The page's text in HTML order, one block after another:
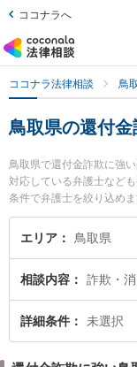
ココナラへ
ココナラ法律相談 鳥
鳥取県の還付
鳥取県で還付金詐欺に強
対応している弁護士など
条件で弁護士を絞り込め
欺、FX詐欺等の細かな分
法律事務所の辻本 周平弁
ぐに弁護士に相談したい
護士を検索したい』『初
弁護士に相談予約したい
エリア 鳥取県
相談内容 詐欺・
詳細条件 未選択